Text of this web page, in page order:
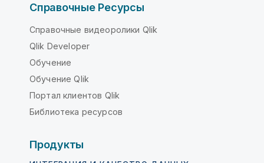
Справочные Ресурсы
Справочные видеоролики Qlik
Qlik Developer
Обучение
Обучение Qlik
Портал клиентов Qlik
Библиотека ресурсов
Продукты